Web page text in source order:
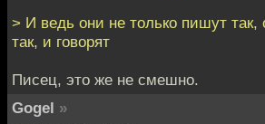
> И ведь они не только пишут
так, и говорят
Писец, это же не смешно.
Gogel »